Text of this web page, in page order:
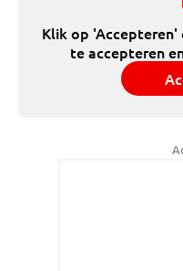
Klik op 'Accepteren'
te accepteren